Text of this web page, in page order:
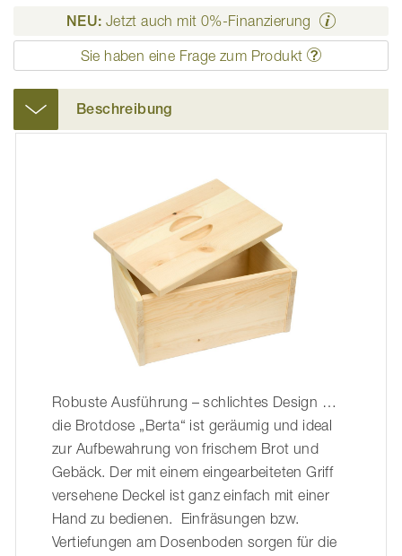
NEU: Jetzt auch mit 0%-Finanzierung
Sie haben eine Frage zum Produkt
Beschreibung
Robuste Ausführung – schlichtes Design …
die Brotdose „Berta“ ist geräumig und ideal
zur Aufbewahrung von frischem Brot und
Gebäck. Der mit einem eingearbeiteten Griff
versehene Deckel ist ganz einfach mit einer
Hand zu bedienen. Einfräsungen bzw.
Vertiefungen am Dosenboden sorgen für die